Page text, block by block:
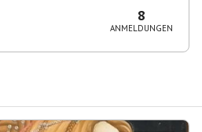
8
ANMELDUNGEN